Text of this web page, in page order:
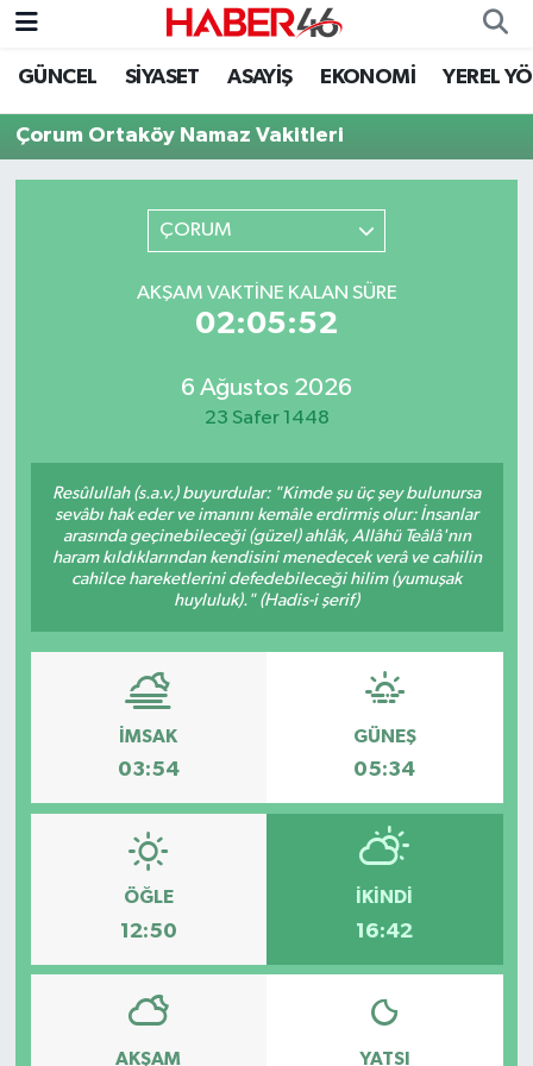
GÜNCEL SİYASET ASAYİŞ EKONOMİ YEREL
Çorum Ortaköy Namaz Vakitleri
ÇORUM
AKŞAM VAKTINE KALAN SÜRE
02:05:52
6 Ağustos 2026
23 Safer 1448
Resûlullah (s.a.v.) buyurdular: "Kimde şu üç şey bulunursa
sevâbı hak eder ve imanını kemâle erdirmiş olur: İnsanlar
arasında geçinebileceği (güzel) ahlâk, Allâhü Teâlâ'nın
haram kıldıklarından kendisini menedecek verâ ve cahilin
cahilce hareketlerini defedebileceği hilim (yumuşak
huyluluk)." (Hadis-i şerif)
İMSAK
03:54
GÜNEŞ
05:34
ÖĞLE
12:50
İKINDI
16:42
AKŞAM YATSI
GÜNCEL
EKONOMİ
EĞİTİM
İLÇE HABERLERİ
KÜLTÜR-SANAT
DÜNYA
ROPORTAJ
KADIN-AİLE
YEREL YÖNETİM
MEDYA
Nöbetçi Eczaneler
Hava Durumu
Kahramanmaraş Namaz Vakitleri
Süper Lig Puan Durumu ve Fikstür
Tüm Manşetler
Haber Arşivi